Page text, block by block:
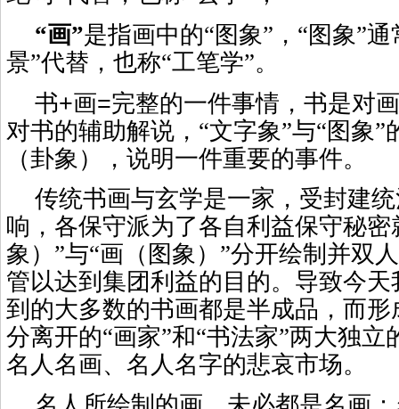
“画”是指画中的“图象”，“图象”通
景”代替，也称“工笔学”。
书+画=完整的一件事情，书是对
对书的辅助解说，“文字象”与“图象”
（卦象），说明一件重要的事件。
传统书画与玄学是一家，受封建
响，各保守派为了各自利益保守秘密
象）”与“画（图象）”分开绘制并双
管以达到集团利益的目的。导致今
到的大多数的书画都是半成品，而
分离开的“画家”和“书法家”两大独立
名人名画、名人名字的悲哀市场。